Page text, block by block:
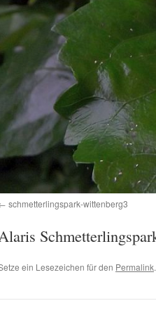
schmetterlingspark-wittenberg3
ein Lesezeichen für den Permalink.